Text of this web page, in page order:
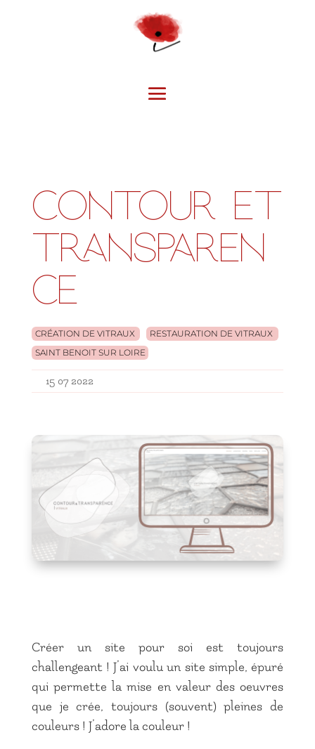
Contour et
transparen
ce
CRÉATION DE VITRAUX
RESTAURATION DE VITRAUX
SAINT BENOIT SUR LOIRE
15 07 2022
Créer un site pour soi est toujours
challengeant ! J’ai voulu un site simple, épuré
qui permette la mise en valeur des oeuvres
que je crée, toujours (souvent) pleines de
couleurs ! J’adore la couleur !